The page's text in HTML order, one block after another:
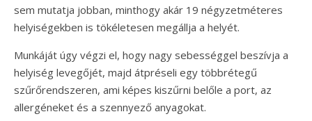
sem mutatja jobban, minthogy akár 19 négyzetméteres
helyiségekben is tökéletesen megállja a helyét.
Munkáját úgy végzi el, hogy nagy sebességgel beszívja a
helyiség levegőjét, majd átpréseli egy többrétegű
szűrőrendszeren, ami képes kiszűrni belőle a port, az
allergéneket és a szennyező anyagokat.